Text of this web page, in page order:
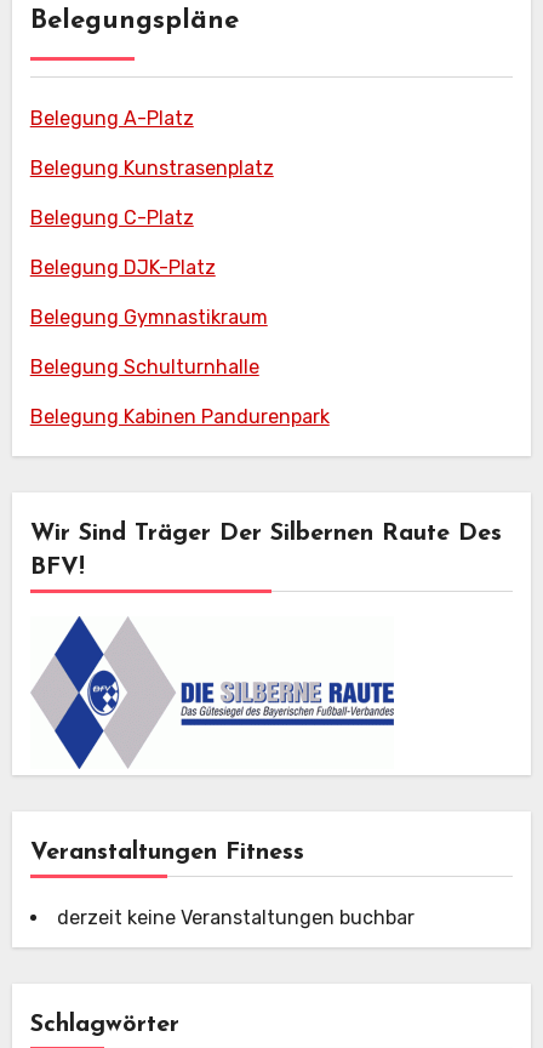
Belegungspläne
Belegung A-Platz
Belegung Kunstrasenplatz
Belegung C-Platz
Belegung DJK-Platz
Belegung Gymnastikraum
Belegung Schulturnhalle
Belegung Kabinen Pandurenpark
Wir Sind Träger Der Silbernen Raute Des
BFV!
Veranstaltungen Fitness
derzeit keine Veranstaltungen buchbar
Schlagwörter